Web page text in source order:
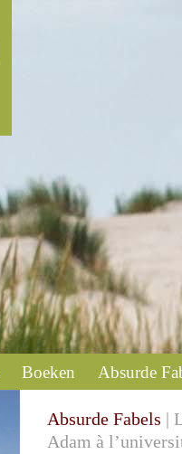
Boeken Absurde
Absurde Fabels |
Adam à